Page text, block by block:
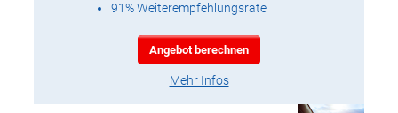
91% Weiterempfehlungsrate
Angebot berechnen
Mehr Infos